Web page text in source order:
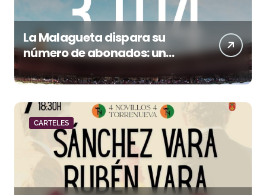
La Malagueta dispara su
número de abonados: un
aniversario
CARTELES